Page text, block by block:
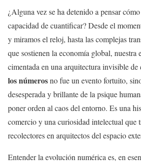
¿Alguna vez se ha detenido a pensar
capacidad de cuantificar? Desde el
y miramos el reloj, hasta las complejas
que sostienen la economía global, nuestra
cimentada en una arquitectura invisible
los númerosno fue un evento fortuito,
desesperada y brillante de la psique
poner orden al caos del entorno. Es una
comercio y una curiosidad intelectual que
recolectores en arquitectos del espacio
Entender la evolución numérica es, en